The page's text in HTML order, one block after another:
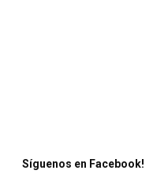
Síguenos en Facebook!